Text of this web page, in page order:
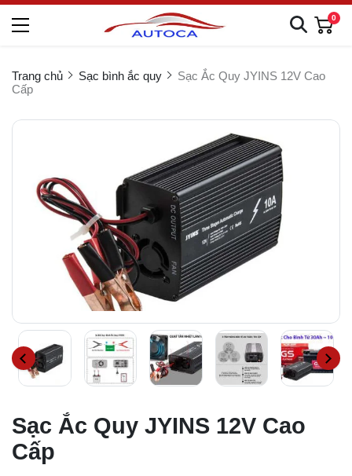
0
Trang chủ Sạc bình ắc quy
Sạc Ắc Quy JYINS 12V Cao
Cấp
Sạc Ắc Quy JYINS 12V Cao
Cấp